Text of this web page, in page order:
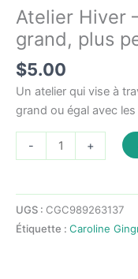
Atelier Hiver
grand, plus
$5.00
Un atelier qui vise à
grand ou égal avec
-
de
Hiver
-
Mathématique
+
UGS : CGC989263137
Étiquette : Caroline